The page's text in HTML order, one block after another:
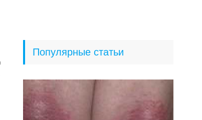
Популярные статьи